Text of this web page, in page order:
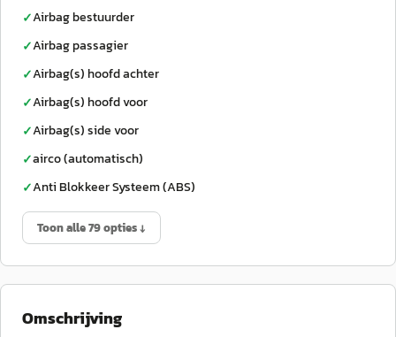
✓Airbag bestuurder
✓Airbag passagier
✓Airbag(s) hoofd achter
✓Airbag(s) hoofd voor
✓Airbag(s) side voor
✓airco (automatisch)
✓Anti Blokkeer Systeem (ABS)
Toon alle 79 opties ↓
Omschrijving